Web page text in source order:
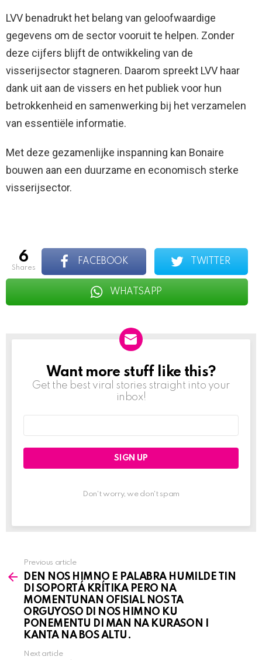
LVV benadrukt het belang van geloofwaardige
gegevens om de sector vooruit te helpen. Zonder
deze cijfers blijft de ontwikkeling van de
visserijsector stagneren. Daarom spreekt LVV haar
dank uit aan de vissers en het publiek voor hun
betrokkenheid en samenwerking bij het verzamelen
van essentiële informatie.
Met deze gezamenlijke inspanning kan Bonaire
bouwen aan een duurzame en economisch sterke
visserijsector.
6
shares
FACEBOOK TWITTER
WHATSAPP
NEWSLETTER
Want more stuff like this?
Get the best viral stories straight into your
inbox!
Don't worry, we don't spam
more
Previous article
DEN NOS HIMNO E PALABRA HUMILDE TIN
DI SOPORTÁ KRÍTIKA PERO NA
MOMENTUNAN OFISIAL NOS TA
ORGUYOSO DI NOS HIMNO KU
PONEMENTU DI MAN NA KURASON I
KANTA NA BOS ALTU.
Next article